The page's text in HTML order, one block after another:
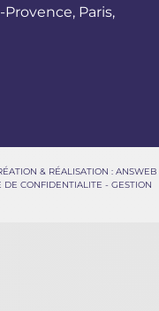
Provence, Paris,
& RÉALISATION : ANSWEB
DE CONFIDENTIALITE - GESTION